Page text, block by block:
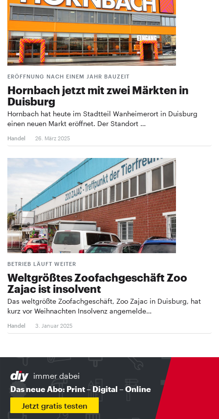
ERÖFFNUNG NACH EINEM JAHR BAUZEIT
Hornbach jetzt mit zwei Märkten in
Duisburg
Hornbach hat heute im Stadtteil Wanheimerort in Duisburg
einen neuen Markt eröffnet. Der Standort …
Handel 26. März 2025
BETRIEB LÄUFT WEITER
Weltgrößtes Zoofachgeschäft Zoo
Zajac ist insolvent
Das weltgrößte Zoofachgeschäft, Zoo Zajac in Duisburg, hat
kurz vor Weihnachten Insolvenz angemelde…
Handel 3. Januar 2025
immer dabei
Das neue Abo: Print – Digital – Online
Jetzt gratis testen